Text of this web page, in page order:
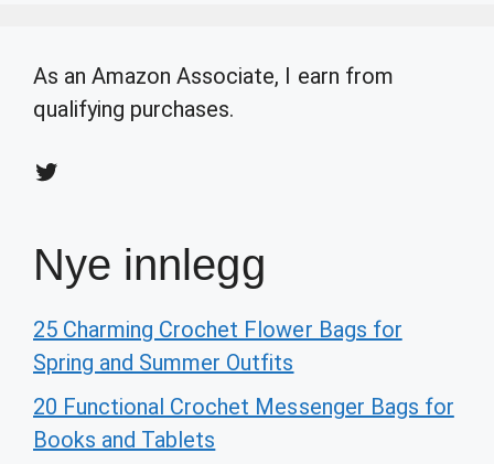
As an Amazon Associate, I earn from
qualifying purchases.
Twitter
Nye innlegg
25 Charming Crochet Flower Bags for
Spring and Summer Outfits
20 Functional Crochet Messenger Bags for
Books and Tablets